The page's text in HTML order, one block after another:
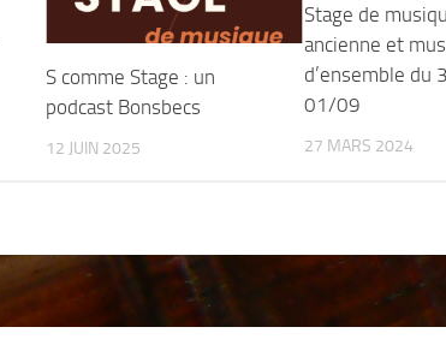
S comme Stage : un
podcast Bonsbecs
12 JUIN 2025
Stage de
ancienne et
d’ensemble du
01/09
27 MARS 2024